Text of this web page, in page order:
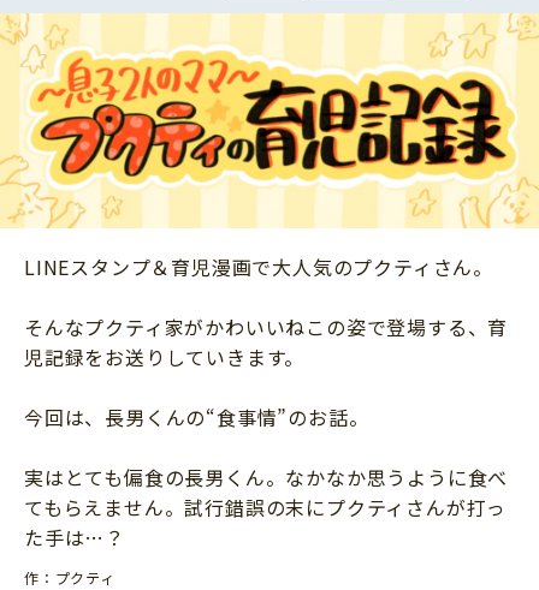
年中
年長
小学1年生
小学2年生
小学3年生
小学4年生
小学5年生
小学6年生
こそだてニュース
イベント
ニュース
そだち＆まなび
ワーク・ドリル
幼稚園・保育園
小学校
科学・プログラミング
教育・学習
絵本・読み聞かせ
本・読書
運動・あそび・ゲーム
英語
こそだて生活
住まい
トラブル
人間関係
おでかけ
家族
料理
こそだてマンガ
LINEスタンプ＆育児漫画で大人気のプクティさん。
そんなプクティ家がかわいいねこの姿で登場する、育
児記録をお送りしていきます。
今回は、長男くんの“食事情”のお話。
実はとても偏食の長男くん。なかなか思うように食べ
てもらえません。試行錯誤の末にプクティさんが打っ
た手は…？
作：プクティ